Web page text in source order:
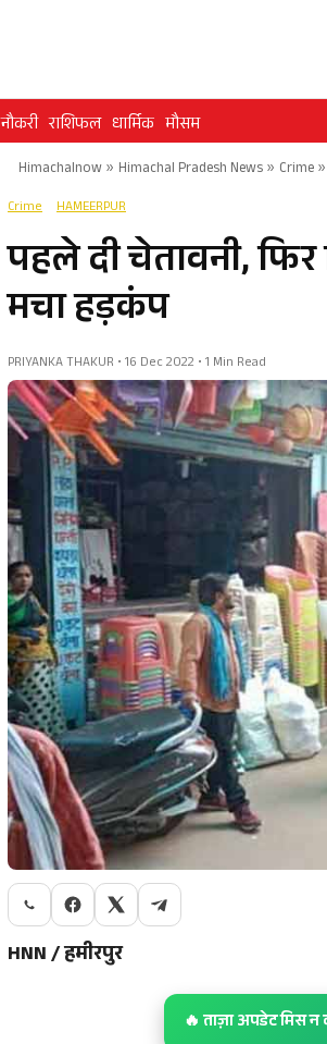
नौकरी राशिफल धार्मिक मौसम
Himachalnow» Himachal Pradesh News» Crime»
Crime HAMEERPUR
पहले दी चेतावनी,
मचा हड़कंप
PRIYANKA THAKUR • 16 Dec 2022 • 1 Min Read
HNN / हमीरपुर
🔥 ताज़ा अपडेट मिस